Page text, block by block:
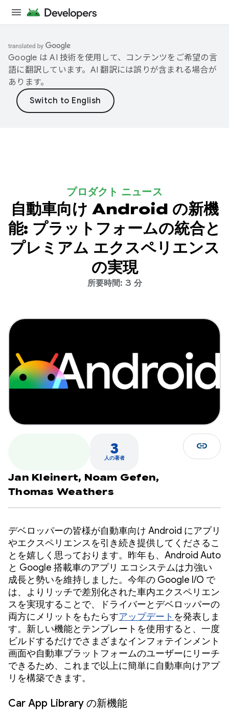
Google は AI 技術を使用して、コンテンツをご希望の言
語に翻訳しています。AI 翻訳には誤りが含まれる場合が
あります。
プロダクト ニュース
自動車向け Android の新機
能: プラットフォームの統合と
プレミアム エクスペリエンス
の実現
所要時間: 3 分
3
人の著者
Jan Kleinert, Noam Gefen,
Thomas Weathers
link
デベロッパーの皆様が自動車向け Android にアプリ
やエクスペリエンスを引き続き提供してくださるこ
とを嬉しく思っております。昨年も、Android Auto
と Google 搭載車のアプリ エコシステムは力強い
成長と勢いを維持しました。今年の Google I/O で
は、よりリッチで差別化された車内エクスペリエン
スを実現することで、ドライバーとデベロッパーの
両方にメリットをもたらすアップデート を発表しま
す。新しい機能とテンプレートを使用すると、一度
ビルドするだけでさまざまなインフォテインメント
画面や自動車プラットフォームのユーザーにリーチ
できるため、これまで以上に簡単に自動車向けアプ
リを構築できます。
Car App Library の新機能